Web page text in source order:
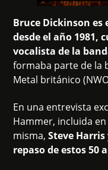
Bruce Dickinson
desde el año 1981,
vocalista de la
formaba parte de la
Metal británico
En una entrevista
Hammer, incluida
misma,Steve Harris
repaso de estos 50